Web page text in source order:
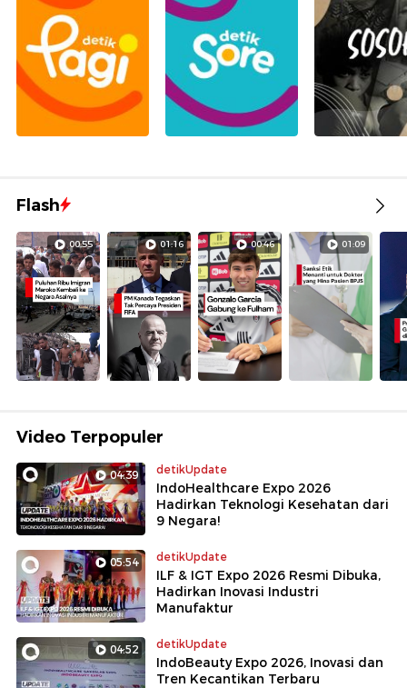
Flash
00:55 01:16 00:46 01:09
Video Terpopuler
04:39 detikUpdate
IndoHealthcare Expo 2026
Hadirkan Teknologi Kesehatan dari
9 Negara!
05:54 detikUpdate
ILF & IGT Expo 2026 Resmi Dibuka,
Hadirkan Inovasi Industri
Manufaktur
04:52 detikUpdate
IndoBeauty Expo 2026, Inovasi dan
Tren Kecantikan Terbaru